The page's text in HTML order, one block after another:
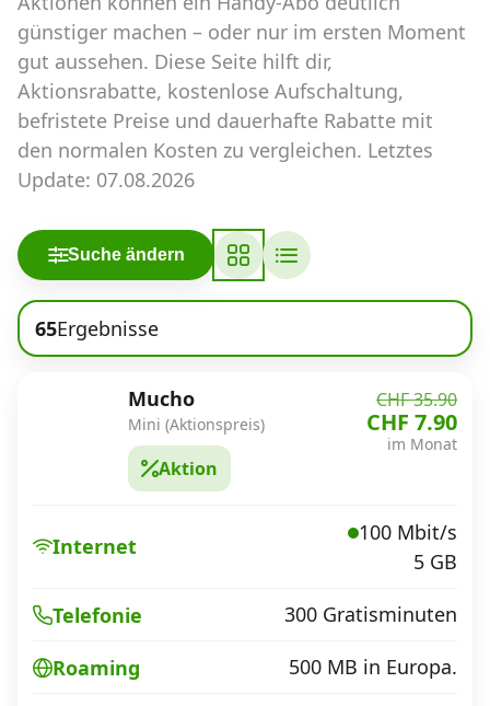
Abos für Tablets, Hotspots und Smart
Watches
Tarifrechner Handy-Abo
Der gute alte Tarifrechner im neuen Design
Infos
Alle Anbieter
Mobilfunknetz Schweiz
Roaming-Tarife abfragen
Handy-Abo kündigen oder
wechseln
Kombi-Angebote
günstiger machen – oder nur im ersten Moment
gut aussehen. Diese Seite hilft dir,
Aktionsrabatte, kostenlose Aufschaltung,
befristete Preise und dauerhafte Rabatte mit
den normalen Kosten zu vergleichen. Letztes
Update: 07.08.2026
Suche ändern
65Ergebnisse
Mucho
Mini (Aktionspreis)
Aktion
CHF 35.90
CHF 7.90
im Monat
Internet
100 Mbit/s
5 GB
Telefonie 300 Gratisminuten
Roaming 500 MB in Europa.